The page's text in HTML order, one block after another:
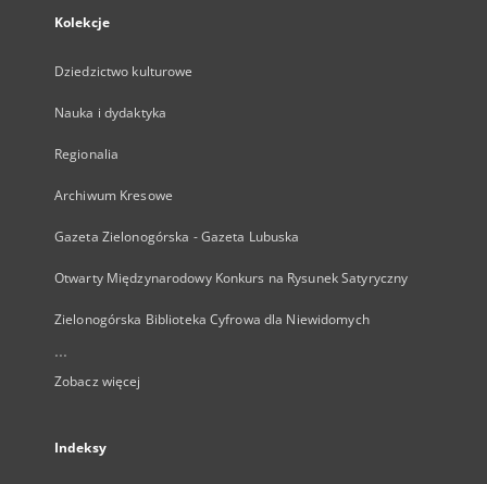
Kolekcje
Dziedzictwo kulturowe
Nauka i dydaktyka
Regionalia
Archiwum Kresowe
Gazeta Zielonogórska - Gazeta Lubuska
Otwarty Międzynarodowy Konkurs na Rysunek Satyryczny
Zielonogórska Biblioteka Cyfrowa dla Niewidomych
...
Zobacz więcej
Indeksy